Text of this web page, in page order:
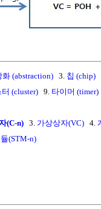
화 (abstraction) 3. 칩 (chip)
(cluster) 9. 타이머 (timer)
(C-n) 3. 가상상자(VC) 4.
(STM-n)